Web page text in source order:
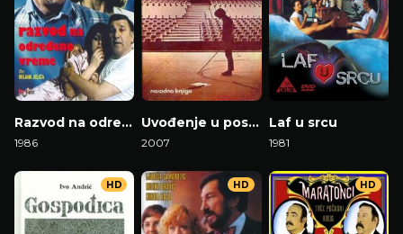
Razvod na određeno vreme
1986
Uvođenje u posao
2007
Laf u srcu
1981
HD HD HD